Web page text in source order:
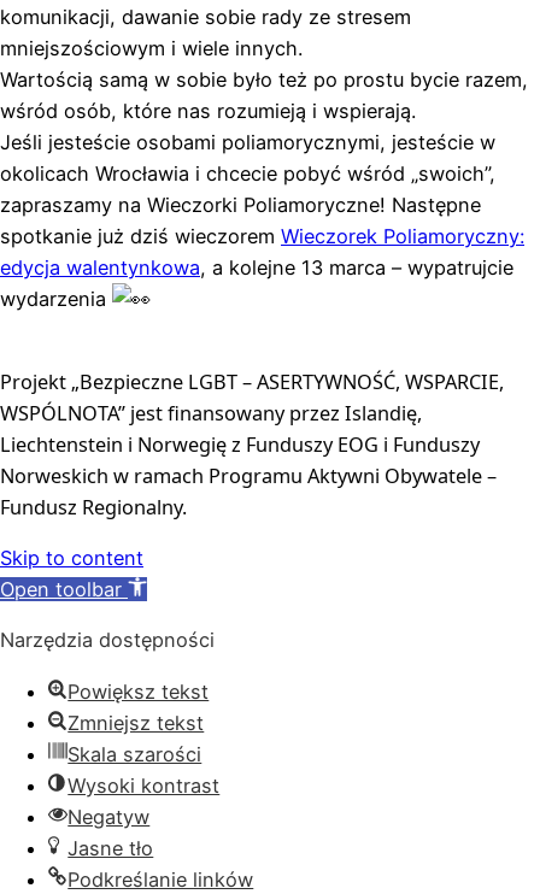
komunikacji, dawanie sobie rady ze stresem
mniejszościowym i wiele innych.
Wartością samą w sobie było też po prostu bycie razem,
wśród osób, które nas rozumieją i wspierają.
Jeśli jesteście osobami poliamorycznymi, jesteście w
okolicach Wrocławia i chcecie pobyć wśród „swoich”,
zapraszamy na Wieczorki Poliamoryczne! Następne
spotkanie już dziś wieczorem Wieczorek Poliamoryczny:
edycja walentynkowa, a kolejne 13 marca – wypatrujcie
wydarzenia
Projekt „Bezpieczne LGBT – ASERTYWNOŚĆ, WSPARCIE,
WSPÓLNOTA” jest finansowany przez Islandię,
Liechtenstein i Norwegię z Funduszy EOG i Funduszy
Norweskich w ramach Programu Aktywni Obywatele –
Fundusz Regionalny.
Skip to content
Open toolbar
Narzędzia dostępności
Powiększ tekst
Zmniejsz tekst
Skala szarości
Wysoki kontrast
Negatyw
Jasne tło
Podkreślanie linków